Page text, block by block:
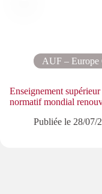
AUF – Europe
Enseignement
normatif mondial
Publiée le 28/07/